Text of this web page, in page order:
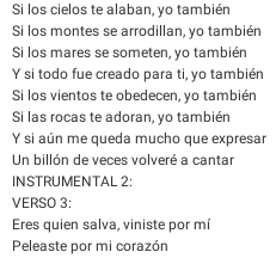
Si los cielos te alaban, yo también
Si los montes se arrodillan, yo también
Si los mares se someten, yo también
Y si todo fue creado para ti, yo también
Si los vientos te obedecen, yo también
Si las rocas te adoran, yo también
Y si aún me queda mucho que expresar
Un billón de veces volveré a cantar
INSTRUMENTAL 2:
VERSO 3:
Eres quien salva, viniste por mí
Peleaste por mi corazón